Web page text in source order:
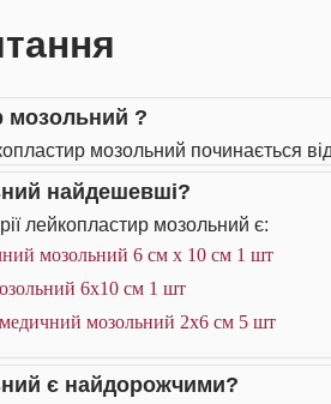
мозольний ?
мозольний починається
найдешевші?
лейкопластир мозольний є:
мозольний 6 см х 10 см 1 шт
6х10 см 1 шт
мозольний 2х6 см 5 шт
є найдорожчими?